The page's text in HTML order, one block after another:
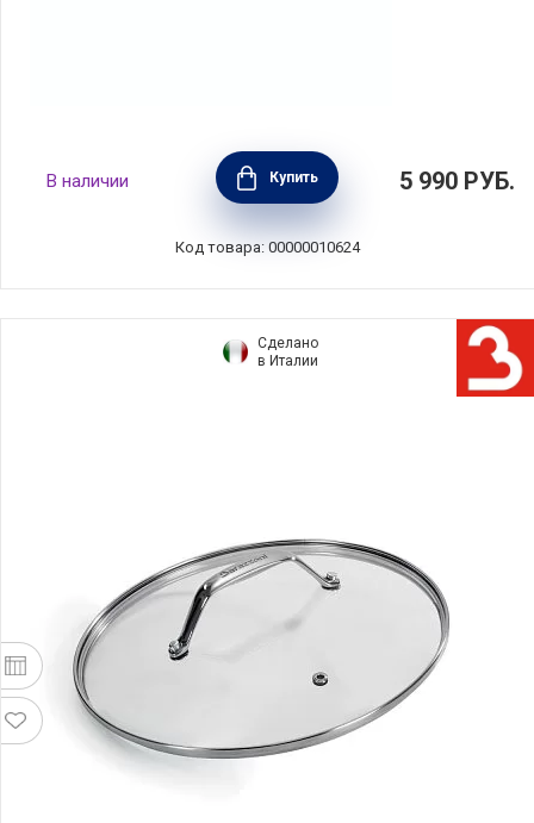
Крышка Cristal 28 см стекло, BEKA, Бельгия,
13119284
В наличии Купить 5 990 РУБ.
Код товара: 00000010624
Сделано
в Италии